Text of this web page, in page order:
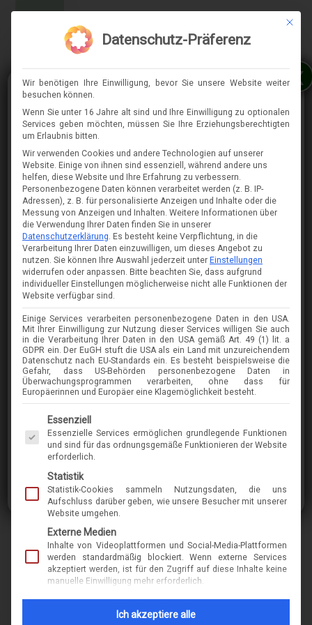
TOM-FORD
5710-B
im Menü finden Sie über 400 Modelle
Marke tom-ford
Name
Modell-Nr. 10476
INFORMATIONEN ZUM THEMA
NACHHALTIGKEIT &
x
Mit
Datenschutz-Präferenz
Wir benötigen Ihre Einwilligung, bevor Sie unsere Website weiter
besuchen können.
Wenn Sie unter 16 Jahre alt sind und Ihre Einwilligung zu optionalen
Services geben möchten, müssen Sie Ihre Erziehungsberechtigten
um Erlaubnis bitten.
Wir verwenden Cookies und andere Technologien auf unserer
Website. Einige von ihnen sind essenziell, während andere uns
helfen, diese Website und Ihre Erfahrung zu verbessern.
Personenbezogene Daten können verarbeitet werden (z. B. IP-
Adressen), z. B. für personalisierte Anzeigen und Inhalte oder die
Messung von Anzeigen und Inhalten. Weitere Informationen über
die Verwendung Ihrer Daten finden Sie in unserer
Datenschutzerklärung. Es besteht keine Verpflichtung, in die
Verarbeitung Ihrer Daten einzuwilligen, um dieses Angebot zu
nutzen. Sie können Ihre Auswahl jederzeit unter Einstellungen
widerrufen oder anpassen. Bitte beachten Sie, dass aufgrund
individueller Einstellungen möglicherweise nicht alle Funktionen der
Website verfügbar sind.
Einige Services verarbeiten personenbezogene Daten in den USA.
Mit Ihrer Einwilligung zur Nutzung dieser Services willigen Sie auch
in die Verarbeitung Ihrer Daten in den USA gemäß Art. 49 (1) lit. a
GDPR ein. Der EuGH stuft die USA als ein Land mit unzureichendem
Datenschutz nach EU-Standards ein. Es besteht beispielsweise die
Gefahr, dass US-Behörden personenbezogene Daten in
Überwachungsprogrammen verarbeiten, ohne dass für
Europäerinnen und Europäer eine Klagemöglichkeit besteht.
Es folgt eine Liste der Service-Gruppen, für die eine Einwilligung erteilt werden kann. Die
Essenziell
Essenzielle Services ermöglichen grundlegende Funktionen
und sind für das ordnungsgemäße Funktionieren der Website
erforderlich.
Statistik
Statistik-Cookies sammeln Nutzungsdaten, die uns
Aufschluss darüber geben, wie unsere Besucher mit unserer
Website umgehen.
Externe Medien
Inhalte von Videoplattformen und Social-Media-Plattformen
werden standardmäßig blockiert. Wenn externe Services
akzeptiert werden, ist für den Zugriff auf diese Inhalte keine
manuelle Einwilligung mehr erforderlich.
Ich akzeptiere alle